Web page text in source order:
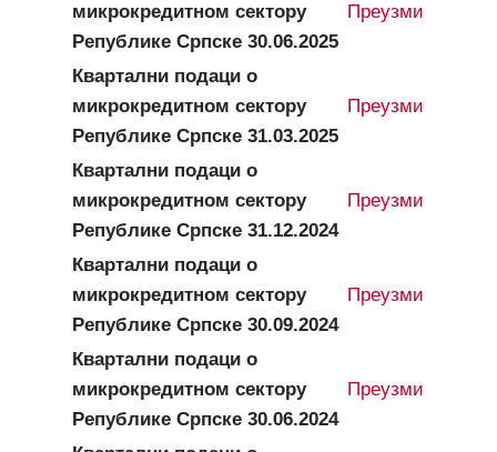
микрокредитном сектору
Републике Српске 30.06.2025
Преузми
Квартални подаци о
микрокредитном сектору
Републике Српске 31.03.2025
Преузми
Квартални подаци о
микрокредитном сектору
Републике Српске 31.12.2024
Преузми
Квартални подаци о
микрокредитном сектору
Републике Српске 30.09.2024
Преузми
Квартални подаци о
микрокредитном сектору
Републике Српске 30.06.2024
Преузми